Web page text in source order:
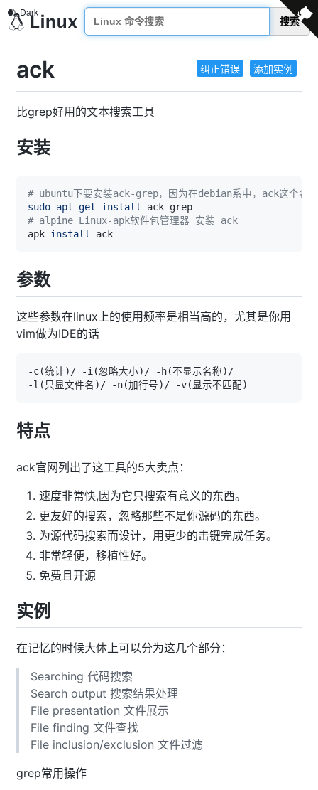
搜索
纠正错误 添加实例
ack
比grep好用的文本搜索工具
安装
# ubuntu下要安装ack-grep，因为在debian系中，ack这个名字
sudo apt-get install
# alpine Linux-apk软件包管理器 安装 ack
apk install
参数
这些参数在linux上的使用频率是相当高的，尤其是你用
vim做为IDE的话
-c(统计) / -i (忽略大小) / -h(不显示名称)
-l ( 只显文件名 ) / -n(加行号) / -v(显示不匹配)
特点
ack官网列出了这工具的5大卖点：
速度非常快,因为它只搜索有意义的东西。
更友好的搜索，忽略那些不是你源码的东西。
为源代码搜索而设计，用更少的击键完成任务。
非常轻便，移植性好。
免费且开源
实例
在记忆的时候大体上可以分为这几个部分：
Searching 代码搜索
Search output 搜索结果处理
File presentation 文件展示
File finding 文件查找
File inclusion/exclusion 文件过滤
grep常用操作